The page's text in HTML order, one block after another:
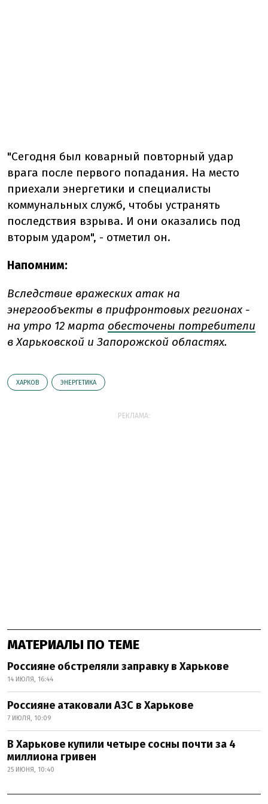
"Сегодня был коварный повторный удар
врага после первого попадания. На место
приехали энергетики и специалисты
коммунальных служб, чтобы устранять
последствия взрыва. И они оказались под
вторым ударом", - отметил он.
Напомним:
Вследствие вражеских атак на
энергообъекты в прифронтовых регионах -
на утро 12 марта обесточены потребители
в Харьковской и Запорожской областях.
ХАРКОВ ЭНЕРГЕТИКА
РЕКЛАМА:
МАТЕРИАЛЫ ПО ТЕМЕ
Россияне обстреляли заправку в Харькове
14 ИЮЛЯ, 16:44
Россияне атаковали АЗС в Харькове
7 ИЮЛЯ, 10:09
В Харькове купили четыре сосны почти за 4
миллиона гривен
25 ИЮНЯ, 10:40